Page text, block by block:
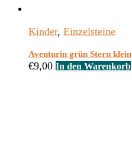
Kinder, Einzelsteine
Aventurin grün Stern klein
€9,00 In den Warenkorb